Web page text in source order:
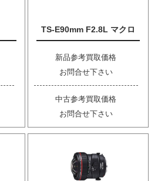
TS-E90mm F2.8L マクロ
新品参考買取価格
お問合せ下さい
中古参考買取価格
お問合せ下さい